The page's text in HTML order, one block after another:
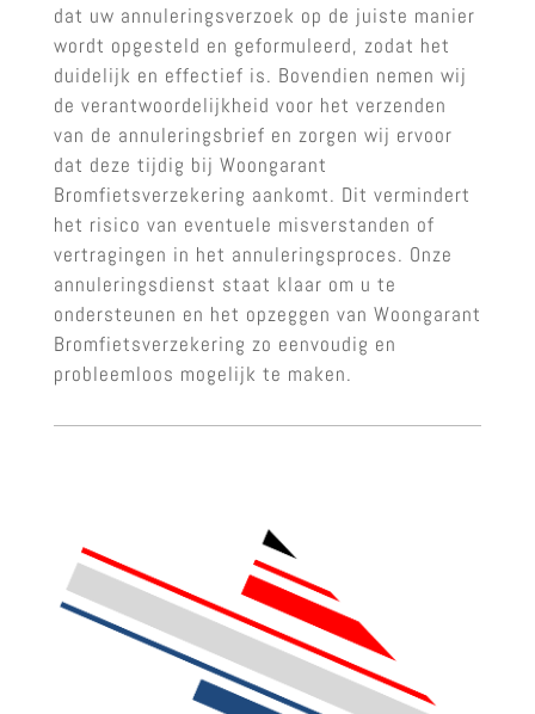
dat uw annuleringsverzoek op de juiste manier
wordt opgesteld en geformuleerd, zodat het
duidelijk en effectief is. Bovendien nemen wij
de verantwoordelijkheid voor het verzenden
van de annuleringsbrief en zorgen wij ervoor
dat deze tijdig bij Woongarant
Bromfietsverzekering aankomt. Dit vermindert
het risico van eventuele misverstanden of
vertragingen in het annuleringsproces. Onze
annuleringsdienst staat klaar om u te
ondersteunen en het opzeggen van Woongarant
Bromfietsverzekering zo eenvoudig en
probleemloos mogelijk te maken.